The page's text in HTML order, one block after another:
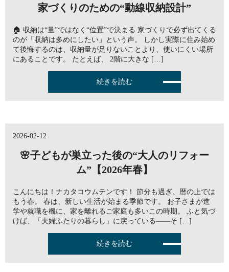
家づくりのための“動線収納設計”
🏠 収納は“量”ではなく“位置”で決まる 家づくりで必ず出てくる
のが「収納は多めにしたい」という声。 しかし実際に住み始め
て後悔するのは、収納量が足りないことより、使いにくい場所
にあることです。 たとえば、 2階に大きな […]
続きを読む
2026-02-12
🌸子どもが巣立った後の“大人のリフォー
ム”【2026年春】
こんにちは！ナカタコウムテンです！ 節分も過ぎ、暦の上では
もう春。 春は、新しい生活が始まる季節です。 お子さまが進
学や就職を機に、家を離れるご家庭も多いこの時期。 ふと気づ
けば、「夫婦ふたりの暮らし」に戻っている——そ […]
続きを読む